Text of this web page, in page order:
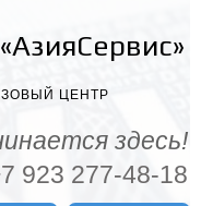
ЦЕНТР
здесь!
923 277-48-18